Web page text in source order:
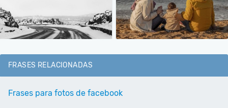
FRASES RELACIONADAS
Frases para fotos de facebook